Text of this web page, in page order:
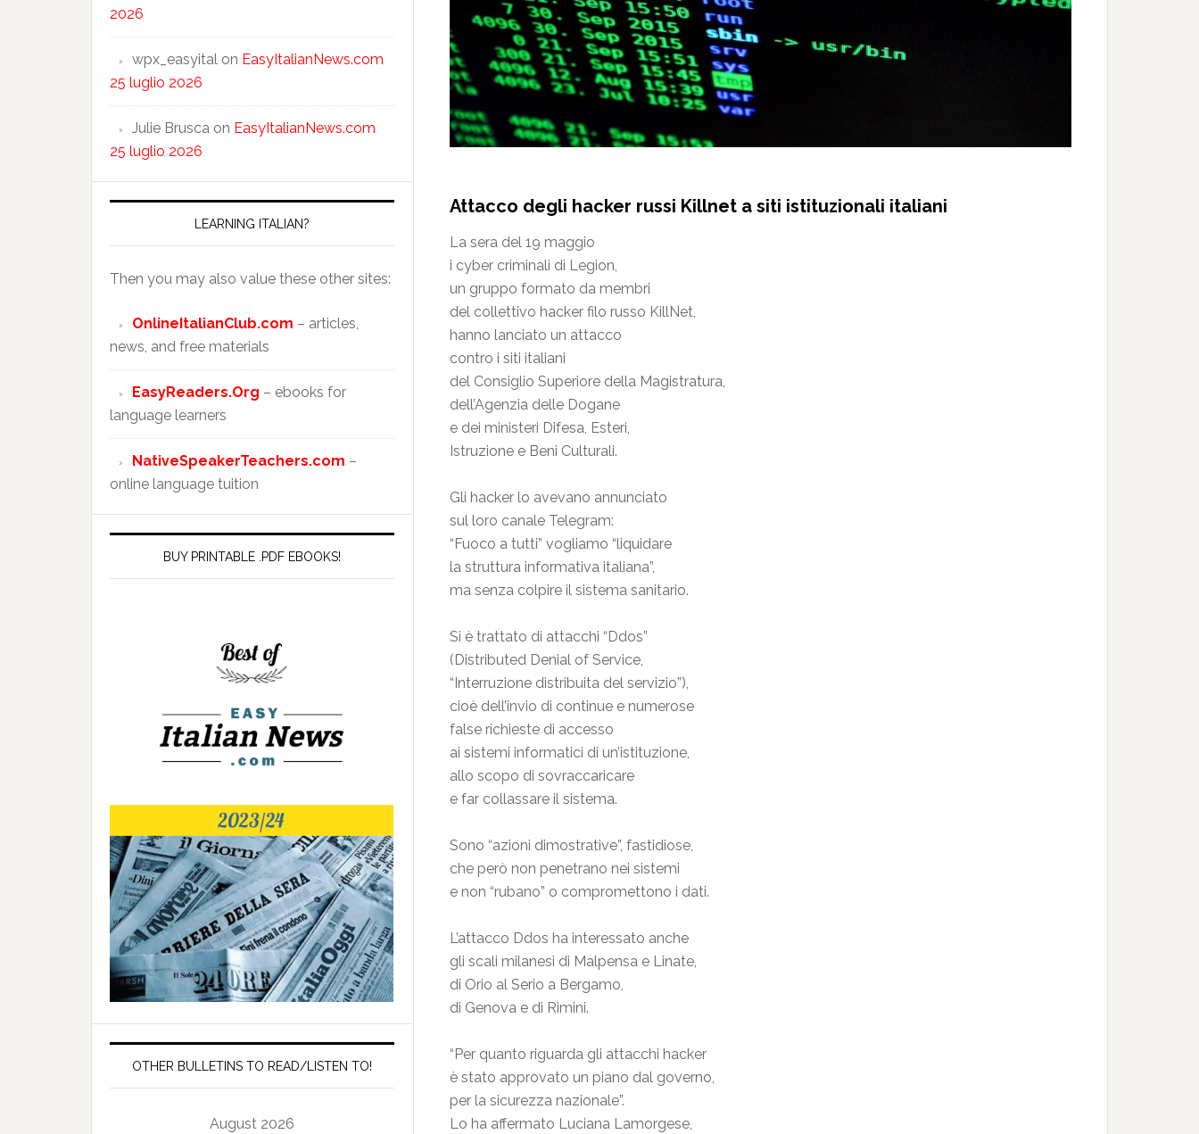
Attacco degli hacker russi Killnet a siti istituzionali italiani
La sera del 19 maggio
i cyber criminali di Legion,
un gruppo formato da membri
del collettivo hacker filo russo KillNet,
hanno lanciato un attacco
contro i siti italiani
del Consiglio Superiore della Magistratura,
dell’Agenzia delle Dogane
e dei ministeri Difesa, Esteri,
Istruzione e Beni Culturali.
Gli hacker lo avevano annunciato
sul loro canale Telegram:
“Fuoco a tutti” vogliamo “liquidare
la struttura informativa italiana”,
ma senza colpire il sistema sanitario.
Si è trattato di attacchi “Ddos”
(Distributed Denial of Service,
“Interruzione distribuita del servizio”),
cioè dell’invio di continue e numerose
false richieste di accesso
ai sistemi informatici di un’istituzione,
allo scopo di sovraccaricare
e far collassare il sistema.
​Sono “azioni dimostrative”, fastidiose,
che però non penetrano nei sistemi
e non “rubano” o compromettono i dati.
L’attacco Ddos ha interessato anche
gli scali milanesi di Malpensa e Linate,
di Orio al Serio a Bergamo,
di Genova e di Rimini.
“Per quanto riguarda gli attacchi hacker
è stato approvato un piano dal governo,
per la sicurezza nazionale”.
Lo ha affermato Luciana Lamorgese,
2026
wpx_easyital on EasyItalianNews.com
25 luglio 2026
Julie Brusca on EasyItalianNews.com
25 luglio 2026
LEARNING ITALIAN?
Then you may also value these other sites:
OnlineItalianClub.com – articles,
news, and free materials
EasyReaders.Org – ebooks for
language learners
NativeSpeakerTeachers.com –
online language tuition
BUY PRINTABLE .PDF EBOOKS!
OTHER BULLETINS TO READ/LISTEN TO!
August 2026